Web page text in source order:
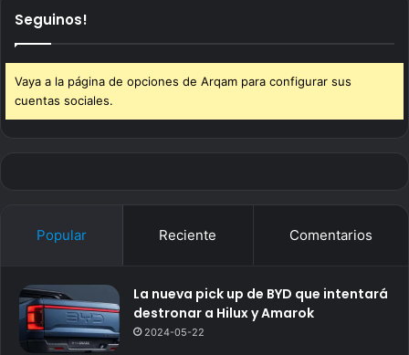
Seguinos!
Vaya a la página de opciones de Arqam para configurar sus
cuentas sociales.
Popular Reciente Comentarios
La nueva pick up de BYD que intentará
destronar a Hilux y Amarok
2024-05-22